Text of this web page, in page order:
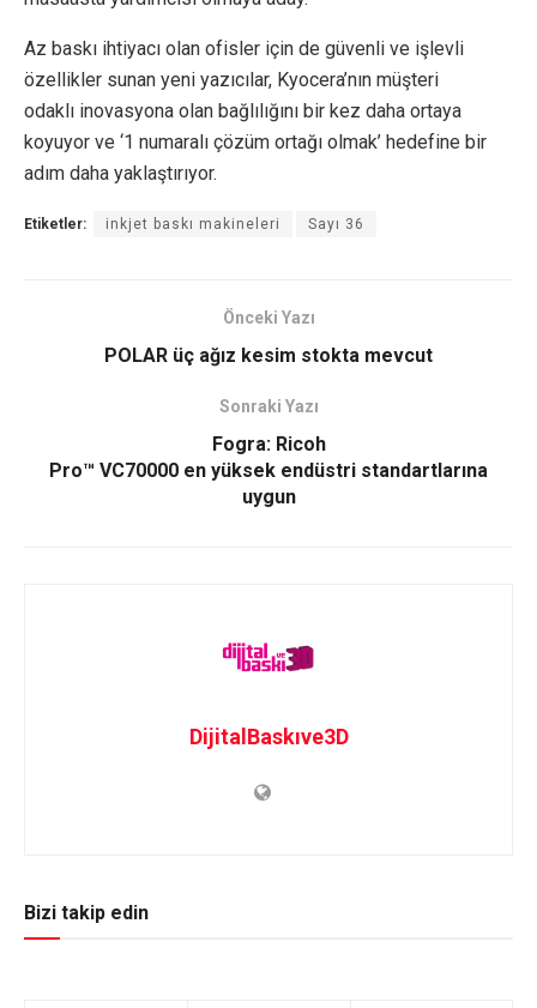
Az baskı ihtiyacı olan ofisler için de güvenli ve işlevli
özellikler sunan yeni yazıcılar, Kyocera’nın müşteri
odaklı inovasyona olan bağlılığını bir kez daha ortaya
koyuyor ve ‘1 numaralı çözüm ortağı olmak’ hedefine bir
adım daha yaklaştırıyor.
Etiketler: inkjet baskı makineleri Sayı 36
Önceki Yazı
POLAR üç ağız kesim stokta mevcut
Sonraki Yazı
Fogra: Ricoh
Pro™ VC70000 en yüksek endüstri standartlarına
uygun
DijitalBaskıve3D
Bizi takip edin